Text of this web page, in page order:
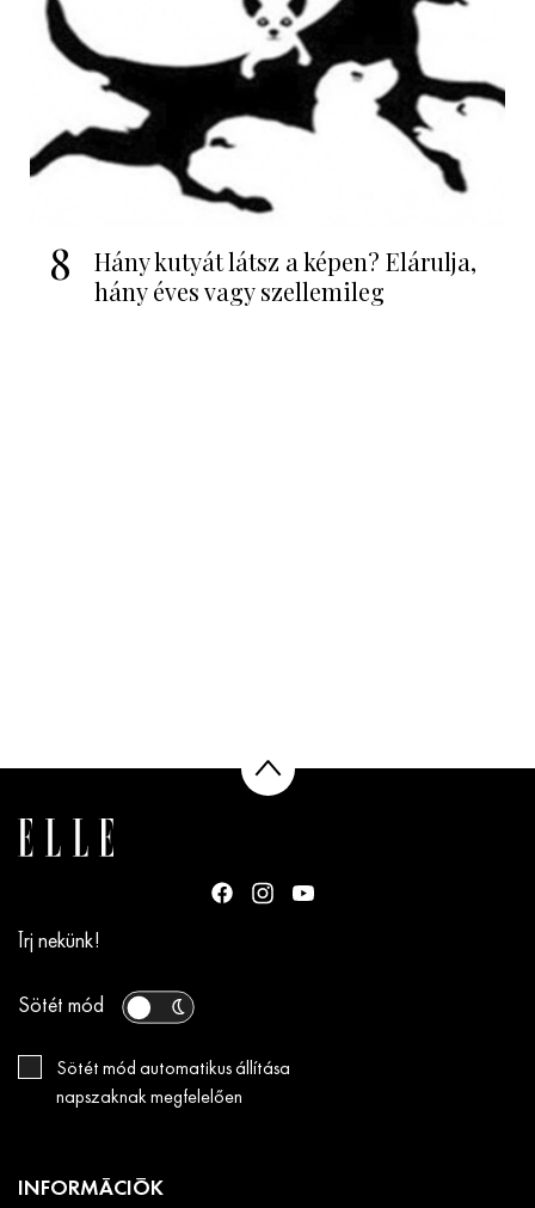
8
Hány kutyát látsz a képen? Elárulja,
hány éves vagy szellemileg
Írj nekünk!
Sötét mód
Sötét mód automatikus állítása
napszaknak megfelelően
INFORMÁCIÓK